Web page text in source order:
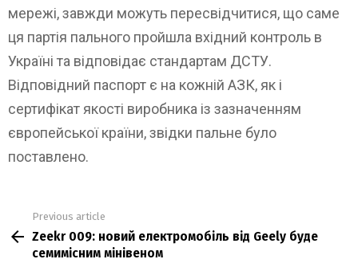
мережі, завжди можуть пересвідчитися, що саме
ця партія пального пройшла вхідний контроль в
Україні та відповідає стандартам ДСТУ.
Відповідний паспорт є на кожній АЗК, як і
сертифікат якості виробника із зазначенням
європейської країни, звідки пальне було
поставлено.
more
Previous article
Zeekr 009: новий електромобіль від Geely буде
семимісним мінівеном